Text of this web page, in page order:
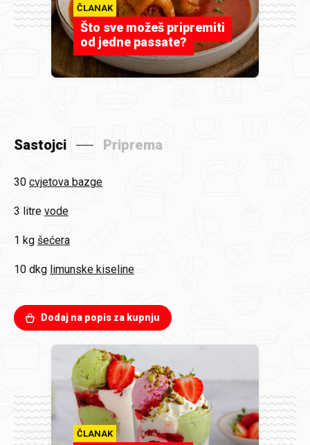
ČLANAK
Što sve možeš pripremiti
od jedne passate?
Sastojci Priprema
30 cvjetova bazge
3 litre vode
1 kg šećera
10 dkg limunske kiseline
Dodaj na popis za kupnju
ČLANAK